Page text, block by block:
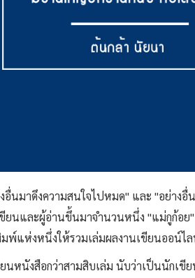
มาดึงความสนใจไปหมด" และ "อย่างอื่
ยนและผู้อ่านขึ้นมาจำนวนหนึ่ง "แม่กูก้อ
พ์แห่งหนึ่งให้รวมเล่มผลงานเขียนออน์
นังสือกว่าสามสิบเล่ม นับว่าเป็นนักเขี